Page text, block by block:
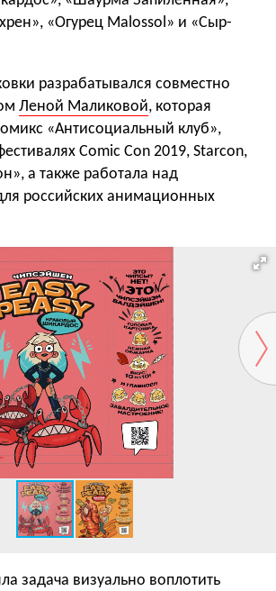
«Огурец Malossol» и «Сыр-
разрабатывался совместно
Леной Маликовой, которая
«Антисоциальный клуб»,
Comic Con 2019, Starcon,
а также работала над
российских анимационных
задача визуально воплотить